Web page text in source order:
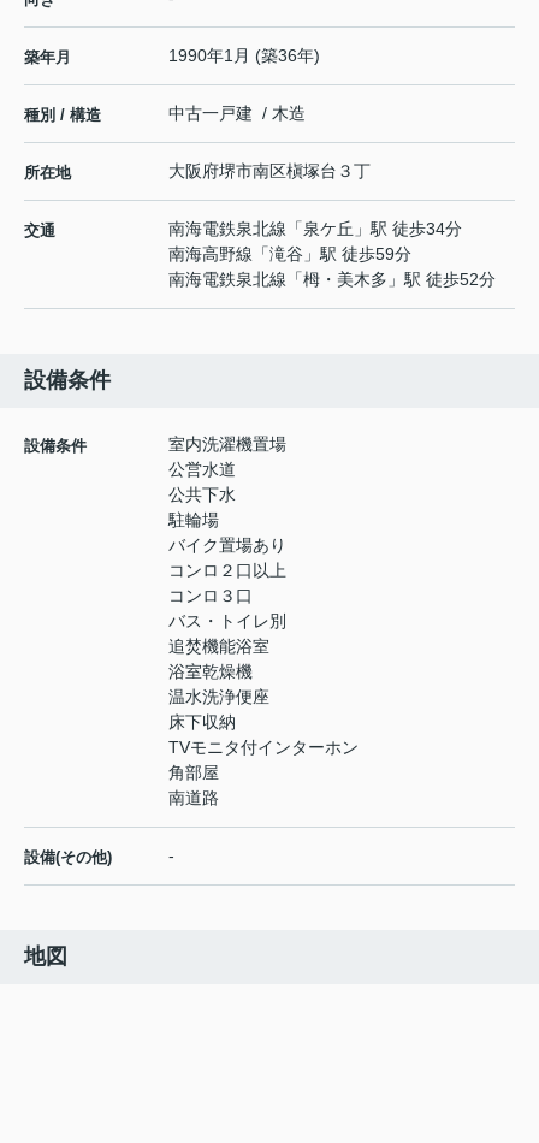
築年月 1990年1月 (築36年)
種別 / 構造 中古一戸建 / 木造
所在地 大阪府堺市南区槇塚台 ３丁
交通 南海電鉄泉北線 「泉ケ丘 」駅 徒歩34分
南海高野線 「滝谷 」駅 徒歩59分
南海電鉄泉北線 「栂・美木多 」駅 徒歩52分
設備条件
設備条件
室内洗濯機置場
公営水道
公共下水
駐輪場
バイク置場あり
コンロ２口以上
コンロ３口
バス・トイレ別
追焚機能浴室
浴室乾燥機
温水洗浄便座
床下収納
TVモニタ付インターホン
角部屋
南道路
設備(その他) -
地図